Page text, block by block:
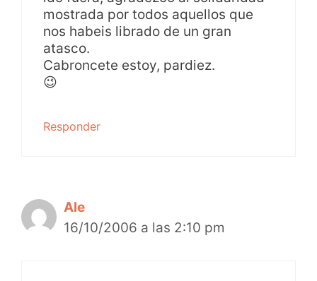
mostrada por todos aquellos que
nos habeis librado de un gran
atasco.
Cabroncete estoy, pardiez.
😉
Responder
Ale
16/10/2006 a las 2:10 pm